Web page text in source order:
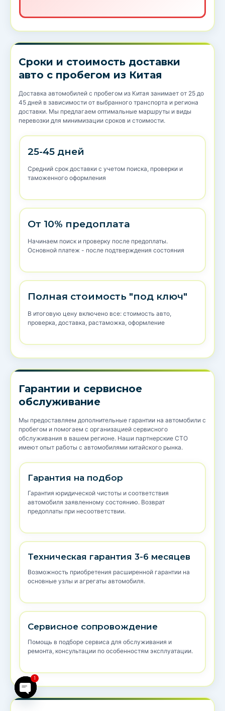
Сроки и стоимость доставки
авто с пробегом из Китая
Доставка автомобилей с пробегом из Китая занимает от 25 до
45 дней в зависимости от выбранного транспорта и региона
доставки. Мы предлагаем оптимальные маршруты и виды
перевозки для минимизации сроков и стоимости.
25-45 дней
Средний срок доставки с учетом поиска, проверки и
таможенного оформления
От 10% предоплата
Начинаем поиск и проверку после предоплаты.
Основной платеж - после подтверждения состояния
Полная стоимость "под ключ"
В итоговую цену включено все: стоимость авто,
проверка, доставка, растаможка, оформление
Гарантии и сервисное
обслуживание
Мы предоставляем дополнительные гарантии на автомобили с
пробегом и помогаем с организацией сервисного
обслуживания в вашем регионе. Наши партнерские СТО
имеют опыт работы с автомобилями китайского рынка.
Гарантия на подбор
Гарантия юридической чистоты и соответствия
автомобиля заявленному состоянию. Возврат
предоплаты при несоответствии.
Техническая гарантия 3-6 месяцев
Возможность приобретения расширенной гарантии на
основные узлы и агрегаты автомобиля.
Сервисное сопровождение
Помощь в подборе сервиса для обслуживания и
ремонта, консультации по особенностям эксплуатации.
1